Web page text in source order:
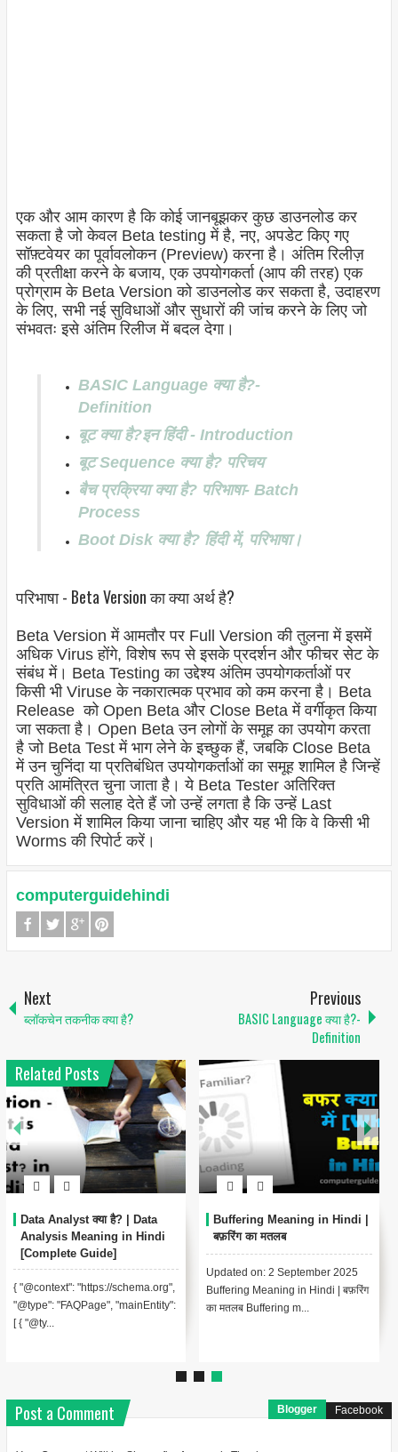
एक और आम कारण है कि कोई जानबूझकर कुछ डाउनलोड कर
सकता है जो केवल Beta testing में है, नए, अपडेट किए गए
सॉफ़्टवेयर का पूर्वावलोकन (Preview) करना है। अंतिम रिलीज़
की प्रतीक्षा करने के बजाय, एक उपयोगकर्ता (आप की तरह) एक
प्रोग्राम के Beta Version को डाउनलोड कर सकता है, उदाहरण
के लिए, सभी नई सुविधाओं और सुधारों की जांच करने के लिए जो
संभवतः इसे अंतिम रिलीज में बदल देगा।
BASIC Language क्या है?-
Definition
बूट क्या है?इन हिंदी - Introduction
बूट Sequence क्या है? परिचय
बैच प्रक्रिया क्या है? परिभाषा- Batch
Process
Boot Disk क्या है? हिंदी में, परिभाषा।
परिभाषा - Beta Version का क्या अर्थ है?
Beta Version में आमतौर पर Full Version की तुलना में इसमें
अधिक Virus होंगे, विशेष रूप से इसके प्रदर्शन और फीचर सेट के
संबंध में। Beta Testing का उद्देश्य अंतिम उपयोगकर्ताओं पर
किसी भी Viruse के नकारात्मक प्रभाव को कम करना है। Beta
Release को Open Beta और Close Beta में वर्गीकृत किया
जा सकता है। Open Beta उन लोगों के समूह का उपयोग करता
है जो Beta Test में भाग लेने के इच्छुक हैं, जबकि Close Beta
में उन चुनिंदा या प्रतिबंधित उपयोगकर्ताओं का समूह शामिल है जिन्हें
प्रति आमंत्रित चुना जाता है। ये Beta Tester अतिरिक्त
सुविधाओं की सलाह देते हैं जो उन्हें लगता है कि उन्हें Last
Version में शामिल किया जाना चाहिए और यह भी कि वे किसी भी
Worms की रिपोर्ट करें।
computerguidehindi
Next
ब्लॉकचेन तकनीक क्या है?
Previous
BASIC Language क्या है?-
Definition
Related Posts
Data Analyst क्या है? | Data
Analysis Meaning in Hindi
[Complete Guide]
{ "@context": "https://schema.org",
"@type": "FAQPage", "mainEntity":
[ { "@ty...
Buffering Meaning in Hindi |
बफ़रिंग का मतलब
Updated on: 2 September 2025
Buffering Meaning in Hindi | बफ़रिंग
का मतलब Buffering m...
Post a Comment Blogger Facebook